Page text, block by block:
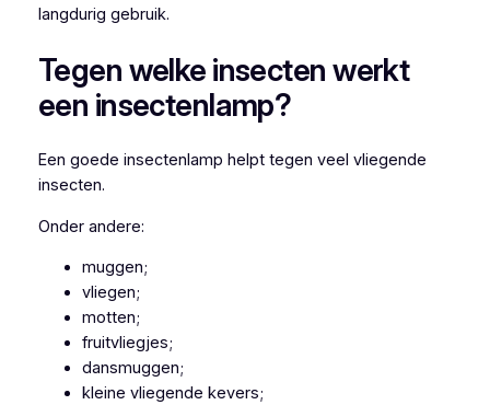
langdurig gebruik.
Tegen welke insecten werkt
een insectenlamp?
Een goede insectenlamp helpt tegen veel vliegende
insecten.
Onder andere:
muggen;
vliegen;
motten;
fruitvliegjes;
dansmuggen;
kleine vliegende kevers;